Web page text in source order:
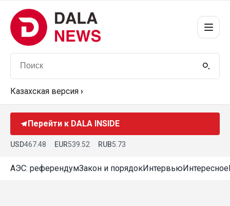
Казахская версия ›
Перейти к DALA INSIDE
USD467.48 EUR539.52 RUB5.73
АЭС: референдумЗакон и порядокИнтервьюИнтересное